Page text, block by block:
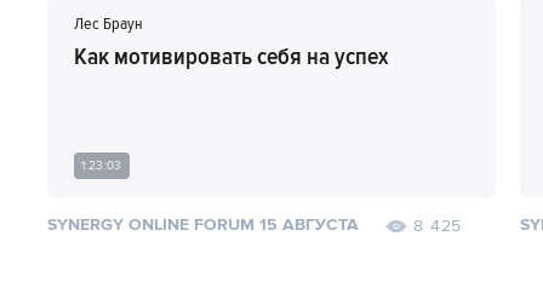
Кроме того, Соня Пионте учит:
как довериться себе и пойти на риск;
Помимо всего прочего, она делится инструментами,
и предпринимательстве.
Лес Браун
Как мотивировать себя на успех
1:23:03
SYNERGY ONLINE FORUM 15 АВГУСТА 8 425